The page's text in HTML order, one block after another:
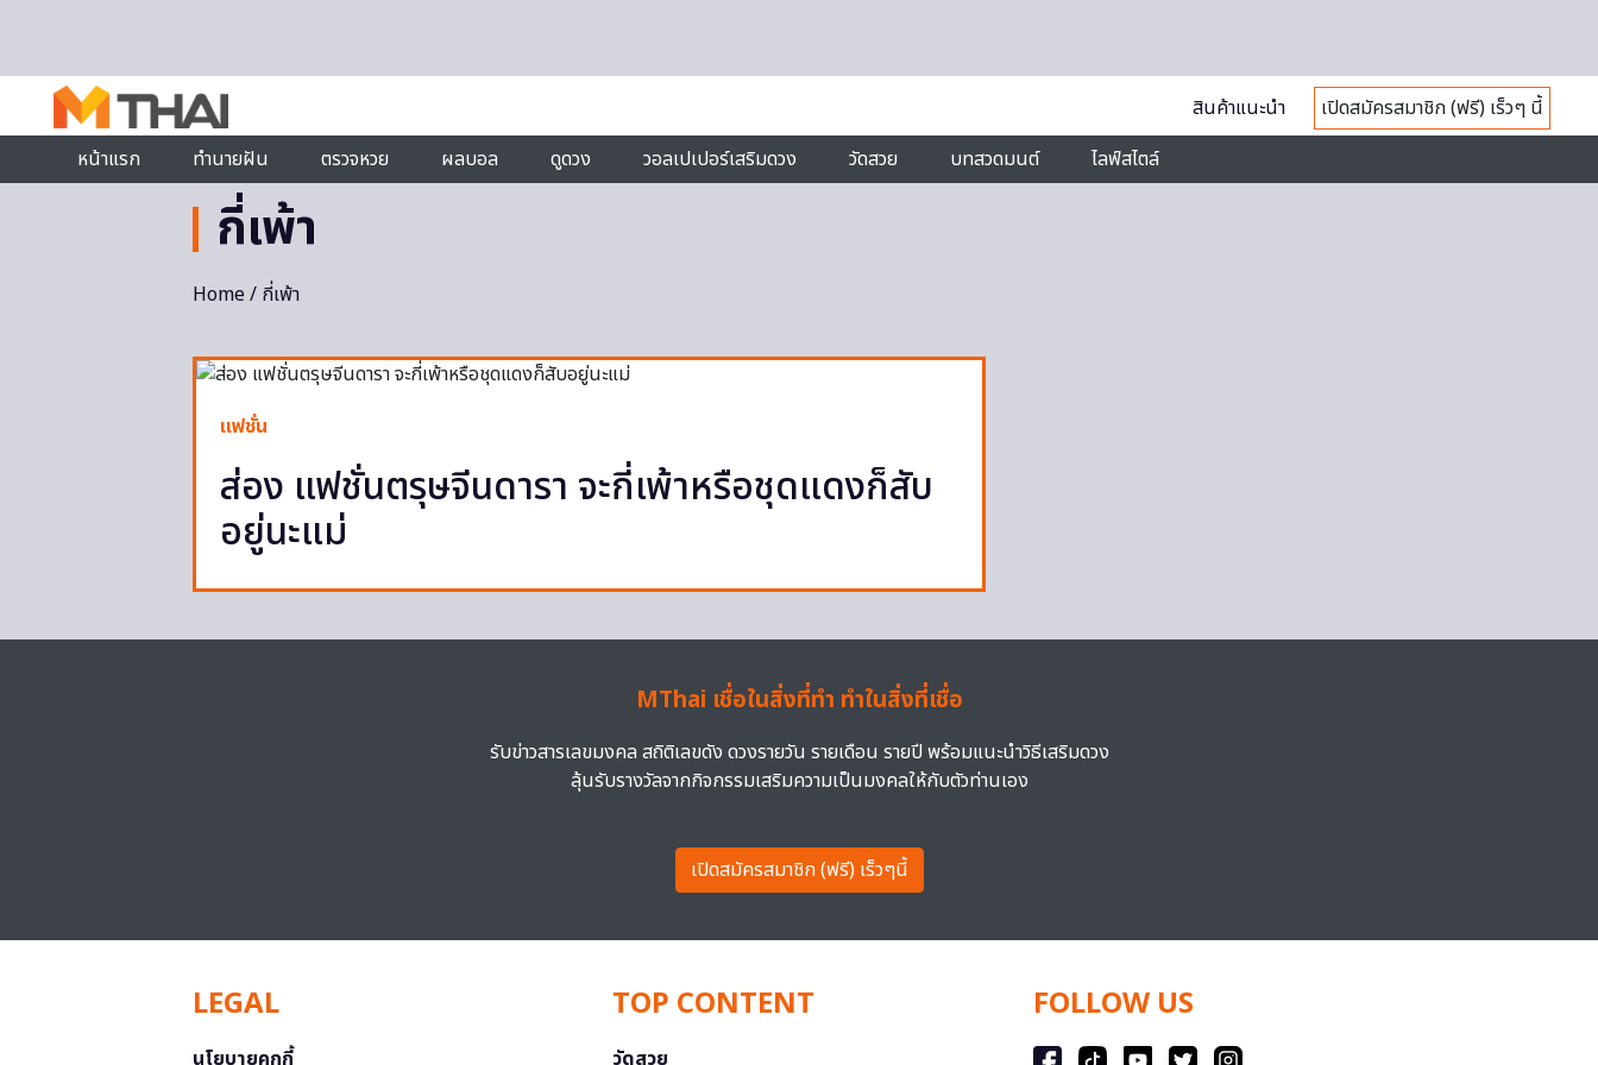
สินค้าแนะนำ
เปิดสมัครสมาชิก (ฟรี) เร็วๆ นี้
หน้าแรก
ทำนายฝัน ตรวจหวย ผลบอล ดูดวง วอลเปเปอร์เสริมดวง วัดสวย บทสวดมนต์ ไลฟ์สไตล์
กี่เพ้า
Home/ กี่เพ้า
แฟชั่น
ส่อง แฟชั่นตรุษจีนดารา จะกี่เพ้าหรือชุดแดงก็สับ
อยู่นะแม่
MThai เชื่อในสิ่งที่ทำ ทำในสิ่งที่เชื่อ
รับข่าวสารเลขมงคล สถิติเลขดัง ดวงรายวัน รายเดือน รายปี พร้อมแนะนำวิธีเสริมดวง
ลุ้นรับรางวัลจากกิจกรรมเสริมความเป็นมงคลให้กับตัวท่านเอง
เปิดสมัครสมาชิก (ฟรี) เร็วๆนี้
LEGAL
นโยบายคุกกี้
TOP CONTENT
วัดสวย
FOLLOW US